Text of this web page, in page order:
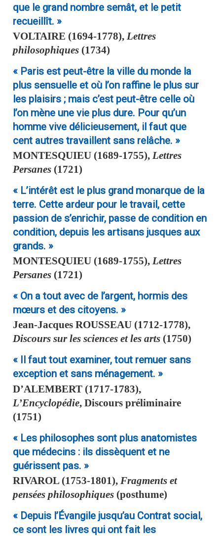
que le grand nombre semât, et le petit
recueillît. »
VOLTAIRE (1694-1778), Lettres
philosophiques (1734)
« Paris est peut-être la ville du monde la
plus sensuelle et où l’on raffine le plus sur
les plaisirs ; mais c’est peut-être celle où
l’on mène une vie plus dure. Pour qu’un
homme vive délicieusement, il faut que
cent autres travaillent sans relâche. »
MONTESQUIEU (1689-1755), Lettres
Persanes (1721)
« L’intérêt est le plus grand monarque de la
terre. Cette ardeur pour le travail, cette
passion de s’enrichir, passe de condition en
condition, depuis les artisans jusques aux
grands. »
MONTESQUIEU (1689-1755),Lettres
Persanes (1721)
« On a tout avec de l’argent, hormis des
mœurs et des citoyens. »
Jean-JacquesROUSSEAU (1712-1778),
Discours sur les sciences et les arts (1750)
« Il faut tout examiner, tout remuer sans
exception et sans ménagement. »
D’ALEMBERT (1717-1783),
L’Encyclopédie, Discours préliminaire
(1751)
« Les philosophes sont plus anatomistes
que médecins : ils dissèquent et ne
guérissent pas. »
RIVAROL (1753-1801), Fragments et
pensées philosophiques (posthume)
« Depuis l’Évangile jusqu’au Contrat social,
ce sont les livres qui ont fait les